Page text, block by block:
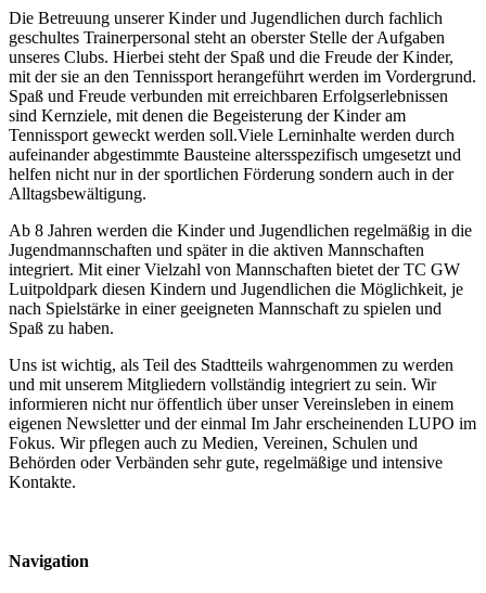
Die Betreuung unserer Kinder und Jugendlichen durch fachlich
geschultes Trainerpersonal steht an oberster Stelle der Aufgaben
unseres Clubs. Hierbei steht der Spaß und die Freude der Kinder,
mit der sie an den Tennissport herangeführt werden im Vordergrund.
Spaß und Freude verbunden mit erreichbaren Erfolgserlebnissen
sind Kernziele, mit denen die Begeisterung der Kinder am
Tennissport geweckt werden soll.Viele Lerninhalte werden durch
aufeinander abgestimmte Bausteine altersspezifisch umgesetzt und
helfen nicht nur in der sportlichen Förderung sondern auch in der
Alltagsbewältigung.
Ab 8 Jahren werden die Kinder und Jugendlichen regelmäßig in die
Jugendmannschaften und später in die aktiven Mannschaften
integriert. Mit einer Vielzahl von Mannschaften bietet der TC GW
Luitpoldpark diesen Kindern und Jugendlichen die Möglichkeit, je
nach Spielstärke in einer geeigneten Mannschaft zu spielen und
Spaß zu haben.
Uns ist wichtig, als Teil des Stadtteils wahrgenommen zu werden
und mit unserem Mitgliedern vollständig integriert zu sein. Wir
informieren nicht nur öffentlich über unser Vereinsleben in einem
eigenen Newsletter und der einmal Im Jahr erscheinenden LUPO im
Fokus. Wir pflegen auch zu Medien, Vereinen, Schulen und
Behörden oder Verbänden sehr gute, regelmäßige und intensive
Kontakte.
Navigation